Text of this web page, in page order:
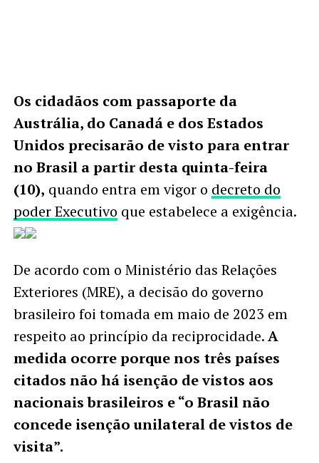
Os cidadãos com passaporte da
Austrália, do Canadá e dos Estados
Unidos precisarão de visto para entrar
no Brasil a partir desta quinta-feira
(10), quando entra em vigor o decreto do
poder Executivo que estabelece a exigência.
De acordo com o Ministério das Relações
Exteriores (MRE), a decisão do governo
brasileiro foi tomada em maio de 2023 em
respeito ao princípio da reciprocidade.A
medida ocorre porque nos três países
citados não há isenção de vistos aos
nacionais brasileiros e “o Brasil não
concede isenção unilateral de vistos de
visita”.